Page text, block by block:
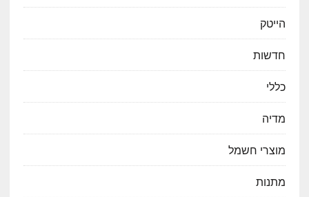
הייטק
חדשות
כללי
מדיה
מוצרי חשמל
מתנות